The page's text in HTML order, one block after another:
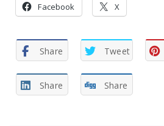
Facebook X
Share Tweet
Share Share